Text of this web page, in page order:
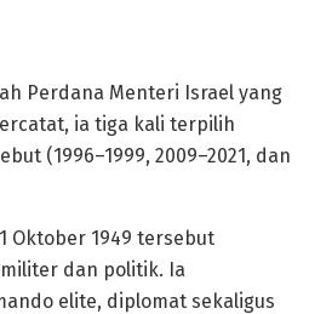
Perdana Menteri Israel yang
ia tiga kali terpilih
(1996–1999, 2009–2021, dan
Oktober 1949 tersebut
dan politik. Ia
elite, diplomat sekaligus